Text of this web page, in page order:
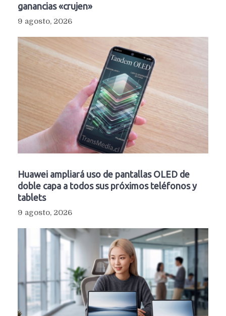
ganancias «crujen»
9 agosto, 2026
Huawei ampliará uso de pantallas OLED de
doble capa a todos sus próximos teléfonos y
tablets
9 agosto, 2026